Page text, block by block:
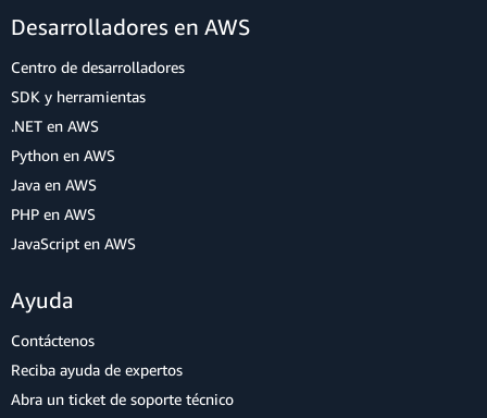
Desarrolladores en AWS
Centro de desarrolladores
SDK y herramientas
.NET en AWS
Python en AWS
Java en AWS
PHP en AWS
JavaScript en AWS
Ayuda
Contáctenos
Reciba ayuda de expertos
Abra un ticket de soporte técnico